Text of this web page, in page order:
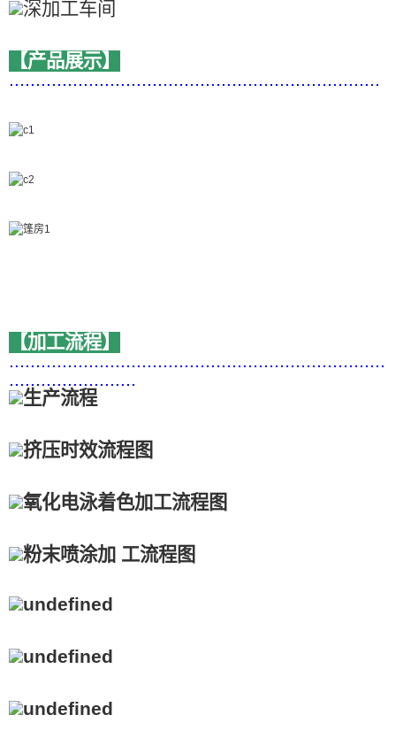
【产品展示】
......................................................................
【加工流程】
.......................................................................
........................